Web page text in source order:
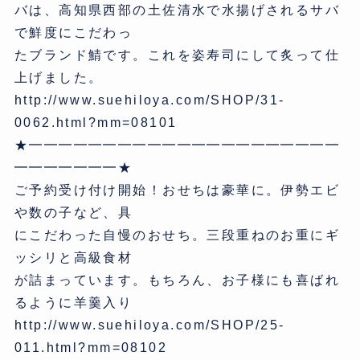
バは、高知県西部の土佐清水で水揚げされるサバ
で鮮度にこだわっ
たブランド鯖です。これを姿寿司にして炙って仕
上げました。
http://www.suehiloya.com/SHOP/31-
0062.html?mm=08101
★━━━━━━━━━━━━━━━━━━━━━
━━━━━━━★
ご予約受け付け開始！おせちは豪華に。伊勢エビ
や数の子など、具
にこだわった自慢のおせち。三段重ねのお重にギ
ッシリと高級食材
が詰まっています。もちろん、お子様にも喜ばれ
るように羊羹入り
http://www.suehiloya.com/SHOP/25-
011.html?mm=08102